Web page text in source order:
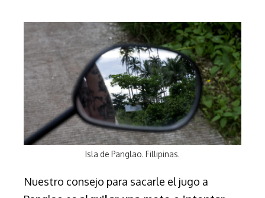
Isla de Panglao. Fillipinas.
Nuestro consejo para sacarle el jugo a